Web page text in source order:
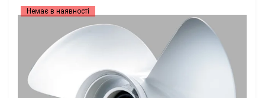
Немає в наявності